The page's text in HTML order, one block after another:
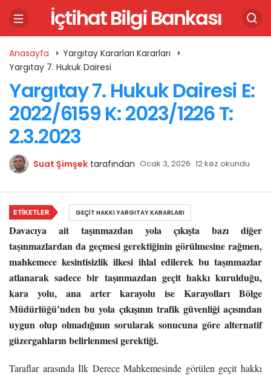
İçtihat Bilgi Bankası
Anasayfa
Yargıtay Kararları Kararları
Yargıtay 7. Hukuk Dairesi
Yargıtay 7. Hukuk Dairesi E:
2022/6159 K: 2023/1226 T:
2.3.2023
Suat Şimşek tarafından Ocak 3, 2026 12 kez okundu
Davacıya ait taşınmazdan yola çıkışta bazı diğer
taşınmazlardan da geçmesi gerektiğinin görülmesine rağmen,
mahkemece kesintisizlik ilkesi ihlal edilerek bu taşınmazlar
atlanarak sadece bir taşınmazdan geçit hakkı kurulduğu,
kara yolu, ana arter karayolu ise Karayolları Bölge
Müdürlüğü’nden bu yola çıkışının trafik güvenliği açısından
uygun olup olmadığının sorularak sonucuna göre alternatif
güzergahların belirlenmesi gerektiği.
Taraflar arasında İlk Derece Mahkemesinde görülen geçit hakkı
ETIKETLER GEÇIT HAKKI YARGITAY KARARLARI